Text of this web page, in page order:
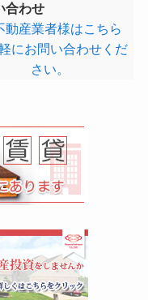
合わせ
動産業者様はこちら
にお問い合わせくだ
さい。